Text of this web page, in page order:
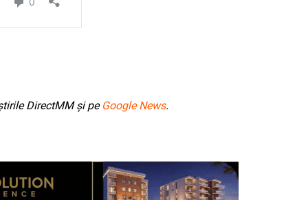
DirectMM și pe Google News.